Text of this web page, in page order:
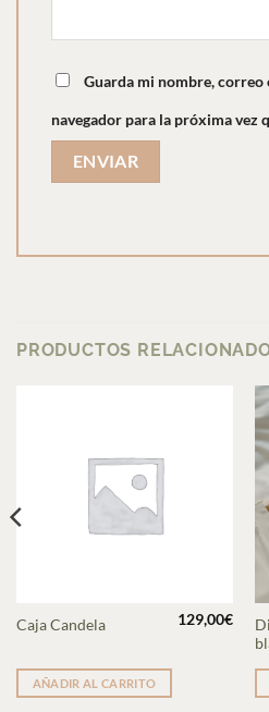
Guarda mi nombre, correo
navegador para la próxima vez
PRODUCTOS
Caja Candela 129,00€
AÑADIR AL CARRITO